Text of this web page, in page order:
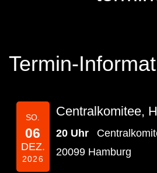
Termin-
SO.
06
DEZ.
2026
Centralkomitee,
20 Uhr
20099 Hamburg